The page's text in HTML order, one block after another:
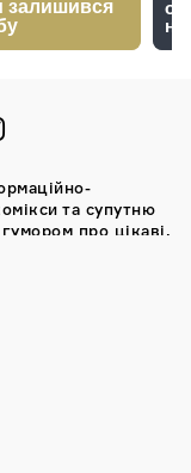
та супутню
про цікаві,